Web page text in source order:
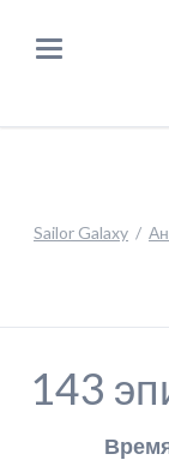
Sailor Galaxy
143